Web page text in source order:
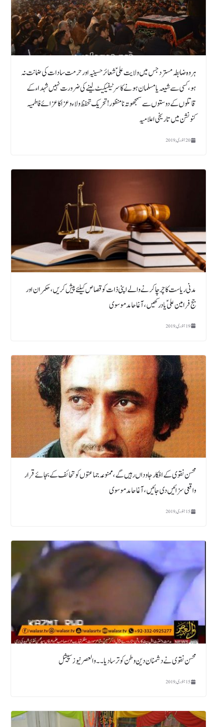
ہر وہ ضابطہ مسترد جس میں ولایت علی ؑ شعائر حسینیہ اور حرمت سادات کی ضمانت نہ
ہو، کسی سے شیعہ یا مسلمان ہونے کا سر ٹیفیکیٹ لینے کی ضرورت نہیں شہداء کے
قاتلوں کے دوستوں سے سمجھوتہ نامنظور! تحریک تحفظ ولاء و عزا کا عزائے فاطمیہ
کنونشن میں تاریخی اعلامیہ
20 جنوری, 2019
مدنی ریاست کاچرچاکرنے والے اپنی ذات کوقصاص کیلئے پیش کریں ،حکمران اور
جج فرامین علیؑ یا درکھیں، آغا حامد موسوی
19 جنوری, 2019
محسن نقوی کے افکار جاوداں رہیں گے،ممنوعہ جماعتوں کو تحائف کے بجائے قرار
واقعی سزائیں دی جائیں،آغا حامد موسوی
15 جنوری, 2019
محسن نقوی نے دشمنان دین وطن کو ترسا دیا۔۔ والعصر نیوز سپیشل
15 جنوری, 2019